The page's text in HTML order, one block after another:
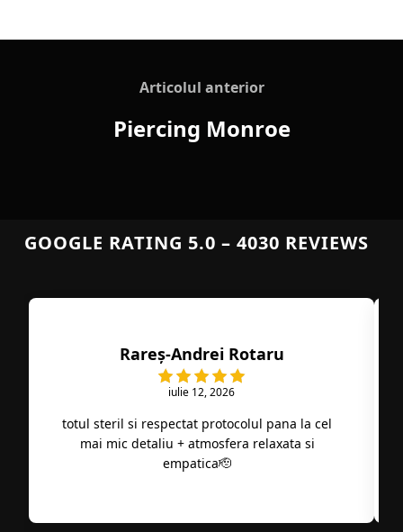
Articolul anterior
Piercing Monroe
GOOGLE RATING 5.0 – 4030 REVIEWS
Rareș-Andrei Rotaru
iulie 12, 2026
totul steril si respectat protocolul pana la cel
mai mic detaliu + atmosfera relaxata si
empatica🫡